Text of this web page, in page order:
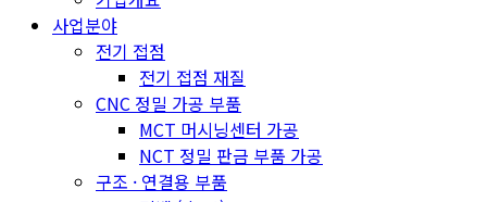
사업분야
전기 접점
전기 접점 재질
CNC 정밀 가공 부품
MCT 머시닝센터 가공
NCT 정밀 판금 부품 가공
구조 · 연결용 부품